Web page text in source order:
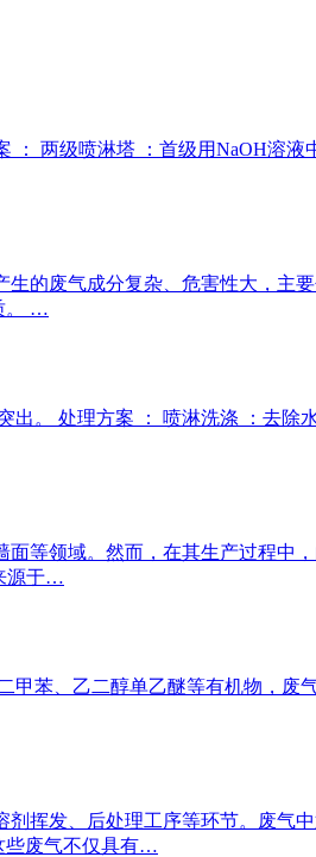
两级喷淋塔 ：首级用NaOH溶
的废气成分复杂、危害性大，主
。 …
出。 处理方案 ： 喷淋洗涤 ：去
等领域。然而，在其生产过程中
源于…
、乙二醇单乙醚等有机物，废气
挥发、后处理工序等环节。废气
些废气不仅具有…